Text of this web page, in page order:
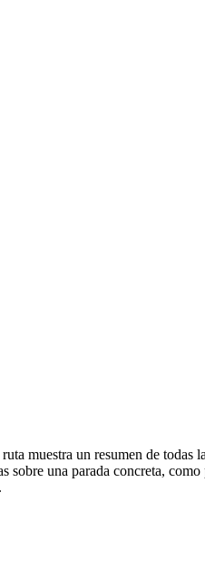
muestra un resumen de
una parada concreta,